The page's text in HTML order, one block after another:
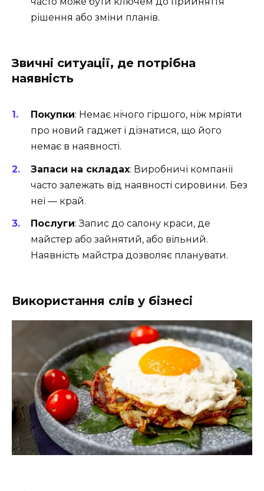
рішення або зміни планів.
Звичні ситуації, де потрібна
наявність
Покупки: Немає нічого гіршого, ніж мріяти
про новий гаджет і дізнатися, що його
немає в наявності.
Запаси на складах: Виробничі компанії
часто залежать від наявності сировини. Без
неї — край.
Послуги: Запис до салону краси, де
майстер або зайнятий, або вільний.
Наявність майстра дозволяє планувати.
Використання слів у бізнесі